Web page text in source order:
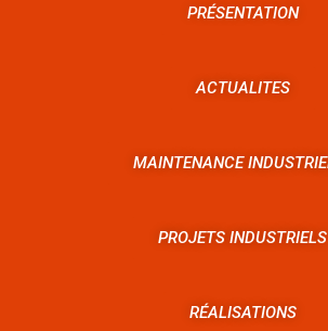
PRÉSENTATION
ACTUALITES
MAINTENANCE
PROJETS INDUSTRIELS
RÉALISATIONS